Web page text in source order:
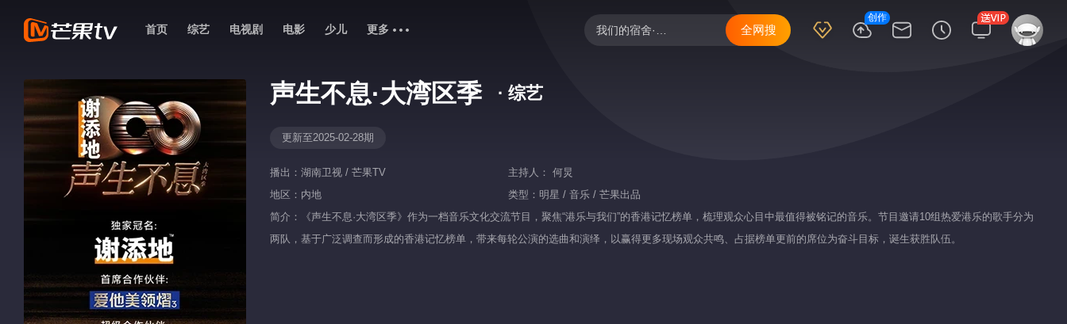
创作
忙忙碌碌寻宝藏2
全网搜
首页 综艺 电视剧 电影 少儿 更多
声生不息·大湾区季 · 综艺
更新至2025-02-28期
播出： 湖南卫视 / 芒果TV 主持人： 何炅
地区： 内地 类型： 明星 / 音乐 / 芒果出品
简介：《声生不息·大湾区季》作为一档音乐文化交流节目，聚焦“港乐与我们”的香港记忆榜单，梳理观众心目中最值得被铭记的音乐。节目邀请10组热爱港乐的歌手分为
两队，基于广泛调查而形成的香港记忆榜单，带来每轮公演的选曲和演绎，以赢得更多现场观众共鸣、占据榜单更前的席位为奋斗目标，诞生获胜队伍。